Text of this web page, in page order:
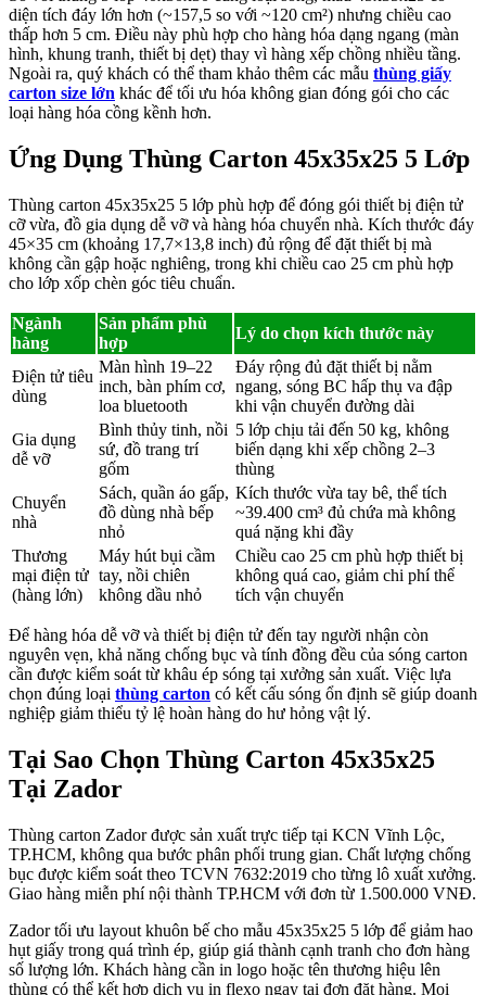
diện tích đáy lớn hơn (~157,5 so với ~120 cm²) nhưng chiều cao
thấp hơn 5 cm. Điều này phù hợp cho hàng hóa dạng ngang (màn
hình, khung tranh, thiết bị dẹt) thay vì hàng xếp chồng nhiều tầng.
Ngoài ra, quý khách có thể tham khảo thêm các mẫu thùng giấy
carton size lớn khác để tối ưu hóa không gian đóng gói cho các
loại hàng hóa cồng kềnh hơn.
Ứng Dụng Thùng Carton 45x35x25 5 Lớp
Thùng carton 45x35x25 5 lớp phù hợp để đóng gói thiết bị điện tử
cỡ vừa, đồ gia dụng dễ vỡ và hàng hóa chuyển nhà. Kích thước đáy
45×35 cm (khoảng 17,7×13,8 inch) đủ rộng để đặt thiết bị mà
không cần gập hoặc nghiêng, trong khi chiều cao 25 cm phù hợp
cho lớp xốp chèn góc tiêu chuẩn.
Ngành
hàng
Sản phẩm phù
hợp
Lý do chọn kích thước này
Điện tử tiêu
dùng
Màn hình 19–22
inch, bàn phím cơ,
loa bluetooth
Đáy rộng đủ đặt thiết bị nằm
ngang, sóng BC hấp thụ va đập
khi vận chuyển đường dài
Gia dụng
dễ vỡ
Bình thủy tinh, nồi
sứ, đồ trang trí
gốm
5 lớp chịu tải đến 50 kg, không
biến dạng khi xếp chồng 2–3
thùng
Chuyển
nhà
Sách, quần áo gấp,
đồ dùng nhà bếp
nhỏ
Kích thước vừa tay bê, thể tích
~39.400 cm³ đủ chứa mà không
quá nặng khi đầy
Thương
mại điện tử
(hàng lớn)
Máy hút bụi cầm
tay, nồi chiên
không dầu nhỏ
Chiều cao 25 cm phù hợp thiết bị
không quá cao, giảm chi phí thể
tích vận chuyển
Để hàng hóa dễ vỡ và thiết bị điện tử đến tay người nhận còn
nguyên vẹn, khả năng chống bục và tính đồng đều của sóng carton
cần được kiểm soát từ khâu ép sóng tại xưởng sản xuất. Việc lựa
chọn đúng loại thùng carton có kết cấu sóng ổn định sẽ giúp doanh
nghiệp giảm thiểu tỷ lệ hoàn hàng do hư hỏng vật lý.
Tại Sao Chọn Thùng Carton 45x35x25
Tại Zador
Thùng carton Zador được sản xuất trực tiếp tại KCN Vĩnh Lộc,
TP.HCM, không qua bước phân phối trung gian. Chất lượng chống
bục được kiểm soát theo TCVN 7632:2019 cho từng lô xuất xưởng.
Giao hàng miễn phí nội thành TP.HCM với đơn từ 1.500.000 VNĐ.
Zador tối ưu layout khuôn bế cho mẫu 45x35x25 5 lớp để giảm hao
hụt giấy trong quá trình ép, giúp giá thành cạnh tranh cho đơn hàng
số lượng lớn. Khách hàng cần in logo hoặc tên thương hiệu lên
thùng có thể kết hợp dịch vụ in flexo ngay tại đơn đặt hàng. Mọi